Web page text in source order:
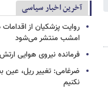
آخرین اخبار سیاسی
روایت پزشکیان از
امشب منتشر می‌شود
فرمانده نیروی هوایی
ضرغامی: تغییر ریل،
نکنیم